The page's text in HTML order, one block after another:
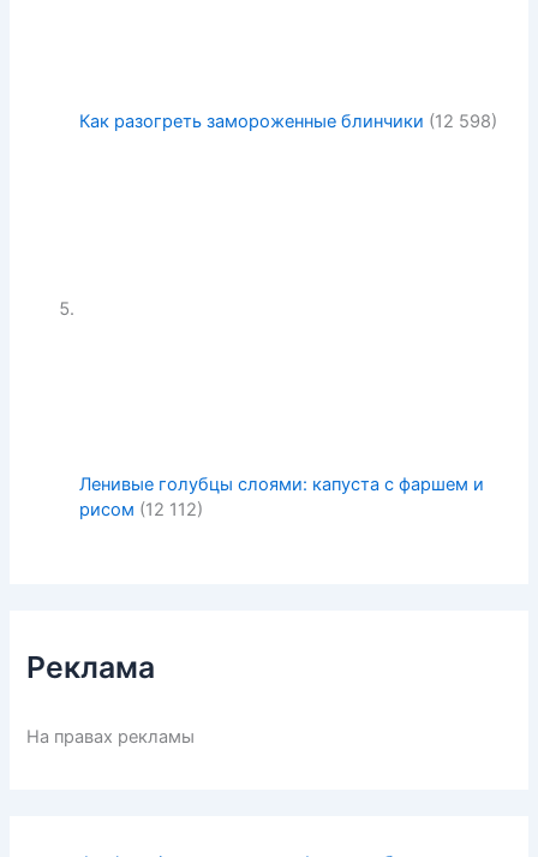
Как разогреть замороженные блинчики (12 598)
Ленивые голубцы слоями: капуста с фаршем и
рисом (12 112)
Реклама
На правах рекламы